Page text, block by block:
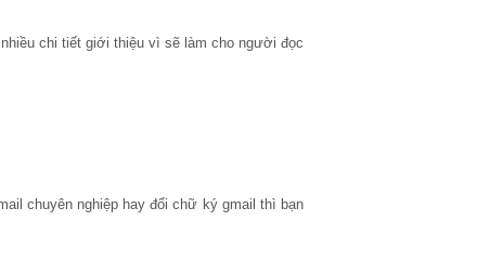
chi tiết giới thiệu vì sẽ làm cho người đọc
chuyên nghiệp hay đổi chữ ký gmail thì bạn